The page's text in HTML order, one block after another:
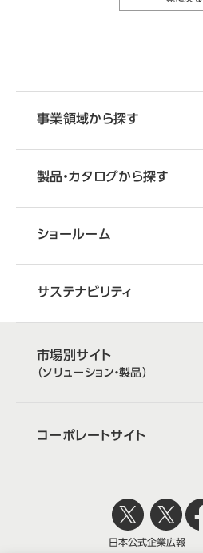
事業領域から探す
製品・カタログから探す
ショールーム
サステナビリティ
市場別サイト
（ソリューション・製品）
コーポレートサイト
日本公式企業広報